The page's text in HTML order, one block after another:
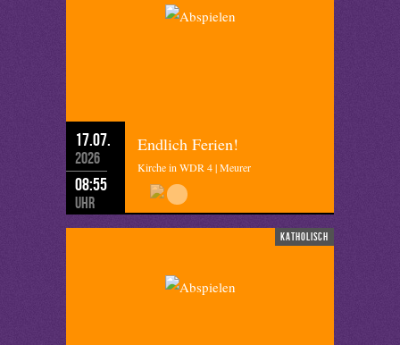
17.07.
2026
08:55
Uhr
Endlich Ferien!
Kirche in WDR 4 | Meurer
katholisch